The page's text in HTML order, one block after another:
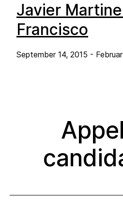
Javier
Francisco
September 14, 2015 -